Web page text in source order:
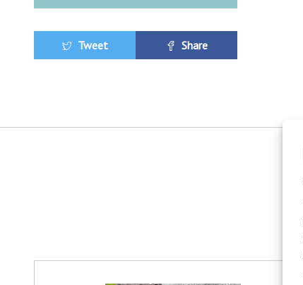
Tweet Share